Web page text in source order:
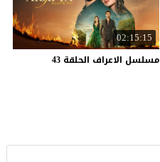
02:15:15
مسلسل الاعراف الحلقة 43